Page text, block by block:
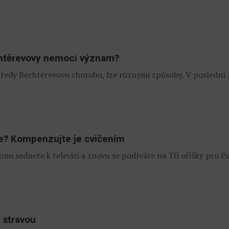
nemoci význam?
Bechtěrevovu chorobu, lze různými způsoby. V
Kompenzujte je cvičením
sednete k televizi a znovu se podíváte na Tři oříšky pro